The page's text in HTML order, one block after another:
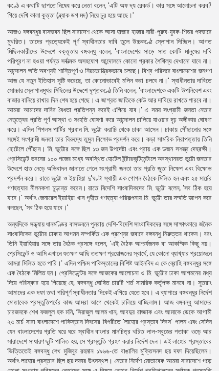
কণ্ঠে এ কথাটি ছাপতে নিষেধ করে নেতা বলেন, 'এটি অফ দ্য রেকর্ড। কার সঙ্গে আলোচনা করব?
গিয়ে দেখি কালা কুত্তা (ব্ল্যাক ডগ মদ) নিয়ে চুর হয়ে আছে।'
আজও বঙ্গবন্ধুর বাসভবন ছিল সারাদেশ থেকে আসা হাজার হাজার নারী-পুরুষ-যুবক-শিশুর পদভারে
মুখরিত। তাদের প্রত্যেকেই পূর্ণ স্বাধীনতার দাবি তুলে উচ্চকণ্ঠে স্লোগান দিচ্ছিল। আগত
মিছিলকারীদের উদ্দেশে বক্তৃতায় বঙ্গবন্ধু বলেন, 'বাংলাদেশের সাড়ে সাত কোটি মানুষের দাবি
পরিপূরণ না হওয়া পর্যন্ত সর্বাত্মক অসহযোগ আন্দোলনে কোনো প্রকার শৈথিল্য দেখানো যাবে না।
আন্দোলন অতি অবশ্যই শান্তিপূর্ণ ও নিয়মতান্ত্রিকভাবে চলছে। বিশ্ব পরিসরে বাংলাদেশের জনগণ
আজ যে নতুন ইতিহাস সৃষ্টি করেছে, তা কোনোভাবেই মলিন করা চলবে না।' স্বাধীনতার দাবিতে
সোচ্চার স্লোগানমুখর মিছিলের উদ্দেশে দৃপ্তকণ্ঠে তিনি বলেন, 'বাংলাদেশকে একটি উপনিবেশ এবং
বাজার বানিয়ে রাখার দিন শেষ হয়ে গেছে। এ জাগ্রত জাতিকে কেউ আর দাবিয়ে রাখতে পারবে না।
আমরা আমাদের দাবির বৈধতা প্রতিপন্ন করেই এগিয়ে যাব।' এ সময় সংগ্রামী জনতা নেতার
নেতৃত্বের প্রতি পূর্ণ আস্থা ও সংহতি ঘোষণা করে আন্দোলন চালিয়ে যাওয়ার দৃঢ় অঙ্গীকার ঘোষণা
করে। এদিন পিপলস পার্টির প্রধান মি. ভুট্টো করাচি থেকে ঢাকা আসেন। ঢাকায় পৌঁছানোর সঙ্গে
সঙ্গেই সংগ্রামী জনতা তার বিরুদ্ধে তুমুল বিক্ষোভ প্রদর্শন করে। কড়া সামরিক নিরাপত্তায় তিনি
হোটেলে পৌঁছান। মি. ভুট্টোর সঙ্গে ছিল ১৩ জন উপদেষ্টা এবং প্রায় এক ডজন সশস্ত্র দেহরক্ষী।
প্রেসিডেন্ট ভবনের ১০০ গজের মধ্যে অবস্থিত হোটেল ইন্টারকন্টিনেন্টালে অবস্থানরত ভুট্টো জনতার
উদ্দেশে হাত নেড়ে অভিবাদন জানাতে গেলে সংগ্রামী জনতা তার প্রতি জুতা নিক্ষেপ এবং বিক্ষোভ
প্রদর্শন করে। রাতে ভুট্টো ও ইয়াহিয়া দু'ঘণ্টা স্থায়ী এক গোপন বৈঠকে মিলিত হন এবং ২৫ মার্চের
গণহত্যার নীলনকশা চূড়ান্ত করেন। রাতে বিদেশি সাংবাদিকদের মি. ভুট্টো বলেন, 'সব ঠিক হয়ে
যাবে।' অর্থাৎ জেনারেল ইয়াহিয়া খান গৃহীত গণহত্যা পরিকল্পনায় মি. ভুট্টো তার সম্মতি জ্ঞাপন করে
বলছেন, 'সব ঠিক হয়ে যাবে।'
অন্যদিকে সন্ধ্যায় ধানমণ্ডির বাসভবনে পুনরায় দেশি-বিদেশি সাংবাদিকদের সঙ্গে সাক্ষাৎকারে জনৈক
সাংবাদিকের ভুট্টোর ঢাকায় আগমন সম্পর্কিত এক প্রশ্নের জবাবে বঙ্গবন্ধু নিরুত্তর থাকেন। বরং
তিনি ইয়াহিয়ার সঙ্গে তার বৈঠক প্রসঙ্গে বলেন, 'এই বৈঠক আশ্চর্যজনক বা আকস্মিক কিছু নয়।
প্রেসিডেন্ট ও আমি এখানে যতক্ষণ আছি ততক্ষণ প্রয়োজনের স্বার্থে, যে কোনো ব্যাখ্যার প্রয়োজনে
আমরা মিলিত হতে পারি।' এদিন পশ্চিম পাকিস্তানের বিশিষ্ট আইনবিদ এ কে ব্রোহি বঙ্গবন্ধুর সঙ্গে
এক বৈঠকে মিলিত হন। প্রেসিডেন্টের সঙ্গে আজকের আলোচনা ও মি. ভুট্টোর ঢাকা আগমনের মধ্য
দিয়ে পরিস্কার হয়ে গিয়েছে যে, বঙ্গবন্ধু ঘোষিত চারটি শর্ত সামরিক কর্তৃপক্ষ মানবে না। সুতরাং
আমাদের এক দফা তথা পরিপূর্ণ স্বাধীনতার দিকেই এগিয়ে যেতে হবে। এ ব্যাপারে বঙ্গবন্ধুর নির্দেশ
মোতাবেক প্রস্তুতিপর্বের কাজ আমরা আগে থেকেই চালিয়ে যাচ্ছিলাম। আজ বঙ্গবন্ধু আমাদের
চারজনকে শেখ ফজলুল হক মনি, সিরাজুল আলম খান, আবদুর রাজ্জাক এবং আমাকে ডেকে আগামী
২৩ মার্চ সারা বাংলাদেশে পাকিস্তান দিবসের বিপরীতে 'লাহোর প্রস্তাব দিবস' পালন এবং সেদিন
যেন বাংলাদেশের প্রতি ঘরে ঘরে স্বাধীন বাংলার মানচিত্র খচিত লাল-সবুজের পতাকা ওড়ে আর
সারাদেশে সাধারণ ছুটি পালিত হয়, সে প্রস্তুতি গ্রহণ করার নির্দেশ দেন। এই লাহোর প্রস্তাবের
ভিত্তিতেই বঙ্গবন্ধু শেখ মুজিবুর রহমান ১৯৬৬-তে বাঙালির মুক্তিসনদ ছয় দফা দিয়েছিলেন।
অর্থাৎ লাহোর প্রস্তাব ছিল ছয় দফার উৎসস্থল। নেতার নির্দেশ মোতাবেক আমরা সারাদেশে গড়ে